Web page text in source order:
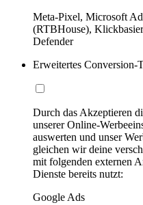
Meta-Pixel, Microsoft
(RTBHouse),
Defender
Erweitertes Conversion-
Durch das Akzeptieren
unserer Online-
auswerten und unser
gleichen wir deine
mit folgenden externen
Dienste bereits nutzt:
Google Ads